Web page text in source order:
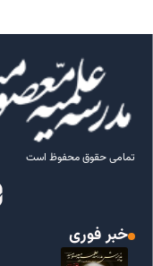
تمامی حقوق محفوظ است
خبر فوری